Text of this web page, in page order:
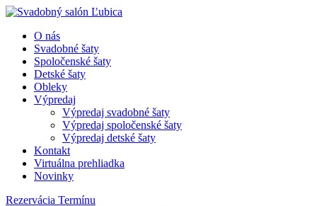
O nás
Svadobné šaty
Spoločenské šaty
Detské šaty
Obleky
Výpredaj
Výpredaj svadobné šaty
Výpredaj spoločenské šaty
Výpredaj detské šaty
Kontakt
Virtuálna prehliadka
Novinky
Rezervácia Termínu